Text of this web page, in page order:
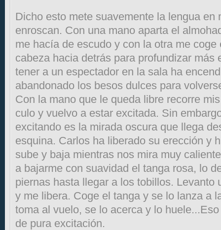
Dicho esto mete suavemente la lengua en
enroscan. Con una mano aparta el
me hacía de escudo y con la otra me coge
cabeza hacia detrás para profundizar más
tener a un espectador en la sala ha
abandonado los besos dulces para
Con la mano que le queda libre recorre
culo y vuelvo a estar excitada. Sin
excitando es la mirada oscura que llega
esquina. Carlos ha liberado su erección y
sube y baja mientras nos mira muy
a bajarme con suavidad el tanga rosa, lo
piernas hasta llegar a los tobillos. Levanto
y me libera. Coge el tanga y se lo lanza a
toma al vuelo, se lo acerca y lo
de pura excitación.